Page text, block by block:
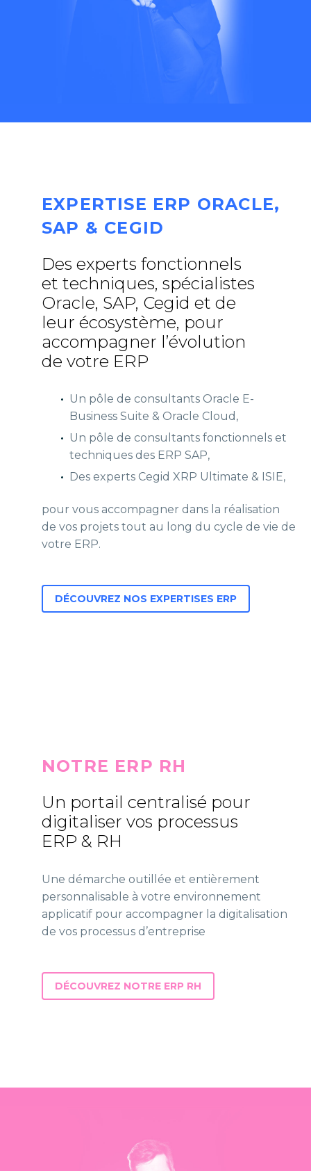
EXPERTISE ERP ORACLE,
SAP & CEGID
Des experts fonctionnels
et techniques, spécialistes
Oracle, SAP, Cegid et de
leur écosystème, pour
accompagner l’évolution
de votre ERP
Un pôle de consultants Oracle E-
Business Suite & Oracle Cloud,
Un pôle de consultants fonctionnels et
techniques des ERP SAP,
Des experts Cegid XRP Ultimate & ISIE,
pour vous accompagner dans la réalisation
de vos projets tout au long du cycle de vie de
votre ERP.
DÉCOUVREZ NOS EXPERTISES ERP
NOTRE ERP RH
Un portail centralisé pour
digitaliser vos processus
ERP & RH
Une démarche outillée et entièrement
personnalisable à votre environnement
applicatif pour accompagner la digitalisation
de vos processus d’entreprise
DÉCOUVREZ NOTRE ERP RH